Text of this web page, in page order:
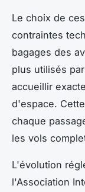
Le choix de
contraintes
bagages des
plus utilisés
accueillir
d'espace.
chaque
les vols
L'évolution
l'Association